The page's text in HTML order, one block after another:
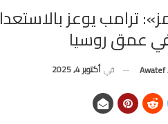
ترامب يوعز
عمق روسيا
في أكتوبر 4, 2025